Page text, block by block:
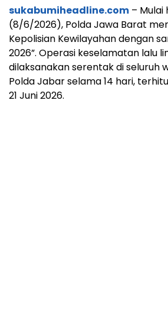
sukabumiheadline.com – Mulai
(8/6/2026), Polda Jawa Barat
Kepolisian Kewilayahan dengan
2026”. Operasi keselamatan lalu
dilaksanakan serentak di seluruh
Polda Jabar selama 14 hari,
21 Juni 2026.